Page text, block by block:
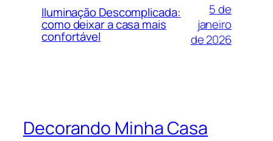
Iluminação Descomplicada:
como deixar a casa mais
confortável
5 de
janeiro
de 2026
Decorando Minha Casa